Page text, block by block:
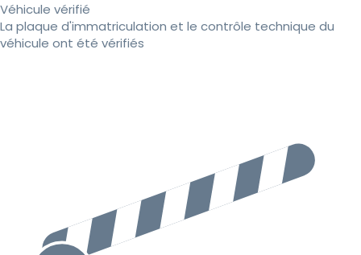
Véhicule vérifié
La plaque d'immatriculation et le contrôle technique du
véhicule ont été vérifiés